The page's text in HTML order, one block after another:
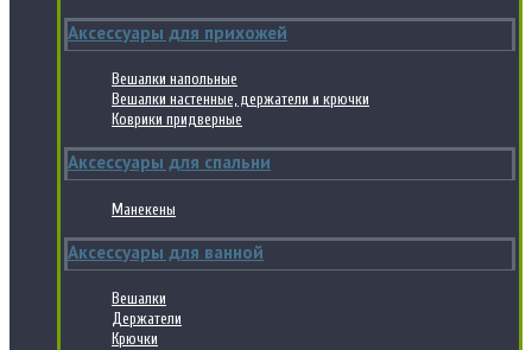
Аксессуары для прихожей
Вешалки напольные
Вешалки настенные, держатели и крючки
Коврики придверные
Аксессуары для спальни
Манекены
Аксессуары для ванной
Вешалки
Держатели
Крючки